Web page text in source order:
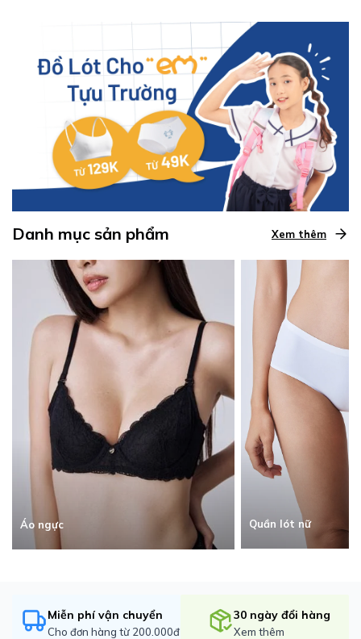
Danh mục sản phẩm Xem thêm
Áo ngực Quần lót nữ
Miễn phí vận chuyển
Cho đơn hàng từ 200.000đ
30 ngày đổi hàng
Xem thêm